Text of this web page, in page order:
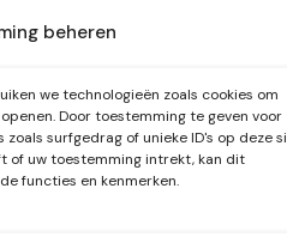
beheren
we technologieën zoals cookies om
Door toestemming te geven voor
surfgedrag of unieke ID's op deze
of uw toestemming intrekt, kan dit
functies en kenmerken.
en het
1851 werd
14u00 · 15u00·